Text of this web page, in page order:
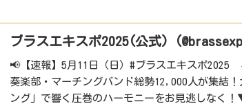
ブラスエキスポ2025(公式)
📢【速報】5月11日（日）#ブラスエキスポ2025
奏楽部・マーチングバンド総勢12,000人が集結
ング」で響く圧巻のハーモニーをお見逃しなく